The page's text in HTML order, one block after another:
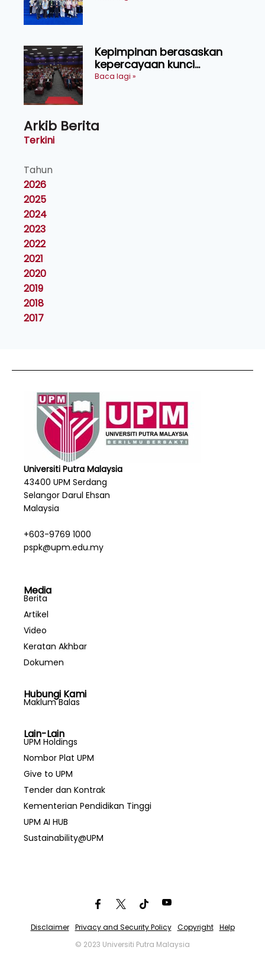
Kepimpinan berasaskan
kepercayaan kunci
kecemerlangan institusi -
Baca lagi »
Arkib Berita
Terkini
Tahun
2026
2025
2024
2023
2022
2021
2020
2019
2018
2017
Universiti Putra Malaysia
43400 UPM Serdang
Selangor Darul Ehsan
Malaysia
+603-9769 1000
pspk@upm.edu.my
Media
Berita
Artikel
Video
Keratan Akhbar
Dokumen
Hubungi Kami
Maklum Balas
Lain-Lain
UPM Holdings
Nombor Plat UPM
Give to UPM
Tender dan Kontrak
Kementerian Pendidikan Tinggi
UPM AI HUB
Sustainability@UPM
Disclaimer Privacy and Security Policy Copyright
Help
© 2023 Universiti Putra Malaysia